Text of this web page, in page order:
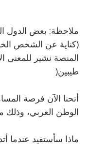
ملاحظة: بعض الدول
(كناية عن الشخص
المنصة نشير للمعنى
طيبين(
أتحنا الآن فرصة
الوطن العربي،
ماذا سأستفيد عندما